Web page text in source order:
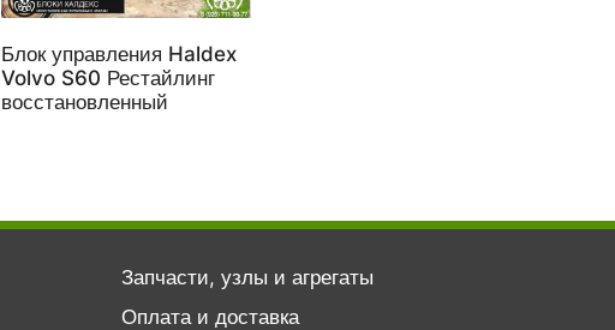
Блок управления Haldex
Volvo S60 Рестайлинг
восстановленный
Запчасти, узлы и агрегаты
Оплата и доставка